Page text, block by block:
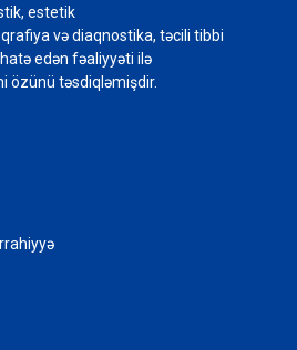
estetik
və diaqnostika, təcili tibbi
edən fəaliyyəti ilə
özünü təsdiqləmişdir.